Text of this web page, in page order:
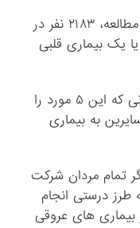
از میان تمام مردان شرکت کننده در مطالعه، ۲۱۸۳ نفر در
یک بیماری قلبی
نتایج این بررسی ها نشان داد: مردانی که این ۵ مورد را
از سایرین به بیماری
تمام مردان شرکت
هر ۵ رفتار را به طرز درستی انجام
درصد از بروز بیماری های عروقی